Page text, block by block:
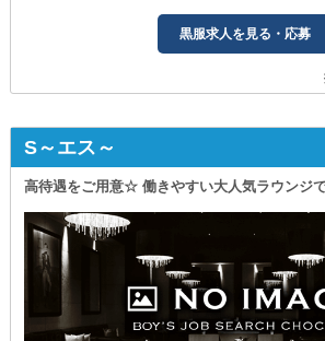
黒服求人を見る・応募
S～エス～
高待遇をご用意☆ 働きやすい大人気ラウンジ